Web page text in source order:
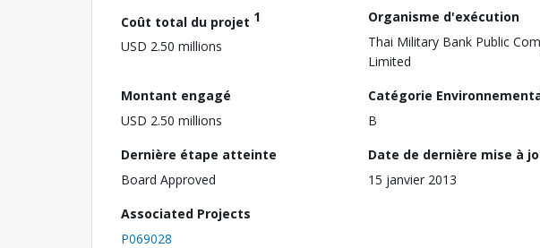
Coût total du projet 1
USD 2.50 millions
Organisme d'exécution
Thai Military Bank Public
Limited
Montant engagé
USD 2.50 millions
Catégorie
B
Dernière étape atteinte
Board Approved
Date de dernière mise à
15 janvier 2013
Associated Projects
P069028